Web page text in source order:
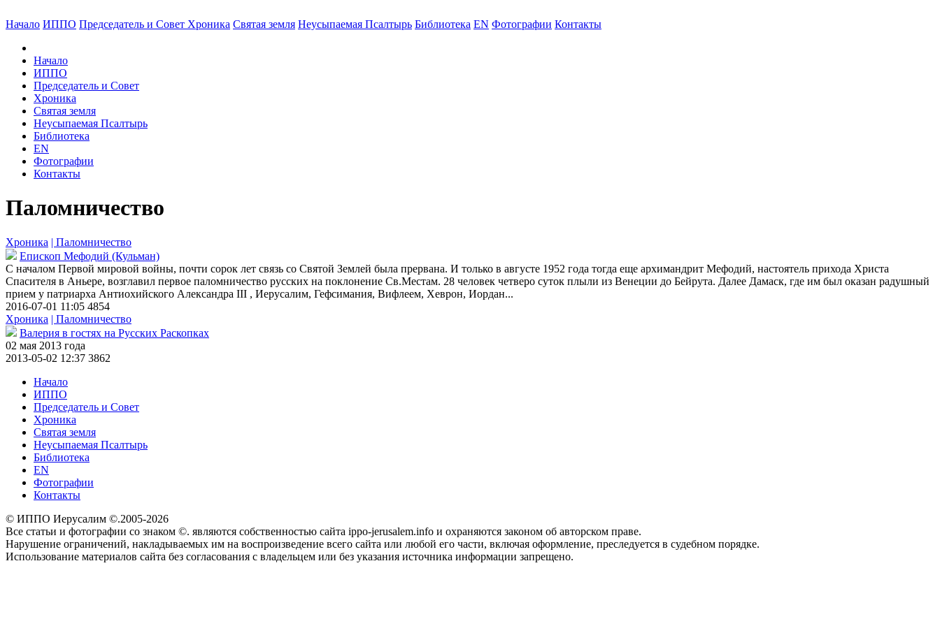
Начало ИППО Председатель и Совет Хроника Святая земля Неусыпаемая Псалтырь Библиотека EN Фотографии Контакты
Начало
ИППО
Председатель и Совет
Хроника
Святая земля
Неусыпаемая Псалтырь
Библиотека
EN
Фотографии
Контакты
Паломничество
Хроника | Паломничество
Епископ Мефодий (Кульман)
С началом Первой мировой войны, почти сорок лет связь со Святой Землей была прервана. И только в августе 1952 года тогда еще архимандрит Мефодий, настоятель прихода Христа
Спасителя в Аньере, возглавил первое паломничество русских на поклонение Св.Местам. 28 человек четверо суток плыли из Венеции до Бейрута. Далее Дамаск, где им был оказан радушный
прием у патриарха Антиохийского Александра III , Иерусалим, Гефсимания, Вифлеем, Хеврон, Иордан...
2016-07-01 11:05 4854
Хроника | Паломничество
Валерия в гостях на Русских Раскопках
02 мая 2013 года
2013-05-02 12:37 3862
Начало
ИППО
Председатель и Совет
Хроника
Святая земля
Неусыпаемая Псалтырь
Библиотека
EN
Фотографии
Контакты
© ИППО Иерусалим ©.2005-2026
Все статьи и фотографии со знаком ©. являются собственностью сайта ippo-jerusalem.info и охраняются законом об авторском праве.
Нарушение ограничений, накладываемых им на воспроизведение всего сайта или любой его части, включая оформление, преследуется в судебном порядке.
Использование материалов сайта без согласования с владельцем или без указания источника информации запрещено.